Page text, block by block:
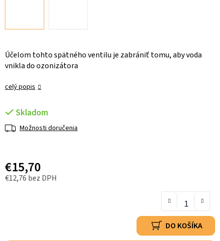
Účelom tohto spätného ventilu je zabrániť tomu, aby voda
vnikla do ozonizátora
celý popis
Skladom
Možnosti doručenia
€15,70
€12,76 bez DPH
DO KOŠÍKA